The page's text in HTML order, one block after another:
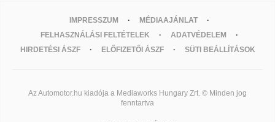
IMPRESSZUM
MÉDIAAJÁNLAT
FELHASZNÁLÁSI FELTÉTELEK
ADATVÉDELEM
HIRDETÉSI ÁSZF
ELŐFIZETŐI ÁSZF SÜTI BEÁLLÍTÁSOK
Az Automotor.hu kiadója a Mediaworks Hungary Zrt. © Minden jog
fenntartva